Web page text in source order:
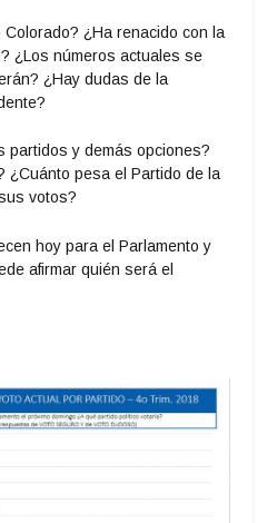
¿Ha renacido con la
¿Los números actuales se
¿Hay dudas de la
partidos y demás opciones?
¿Cuánto pesa el Partido de la
votos?
hoy para el Parlamento y
afirmar quién será el